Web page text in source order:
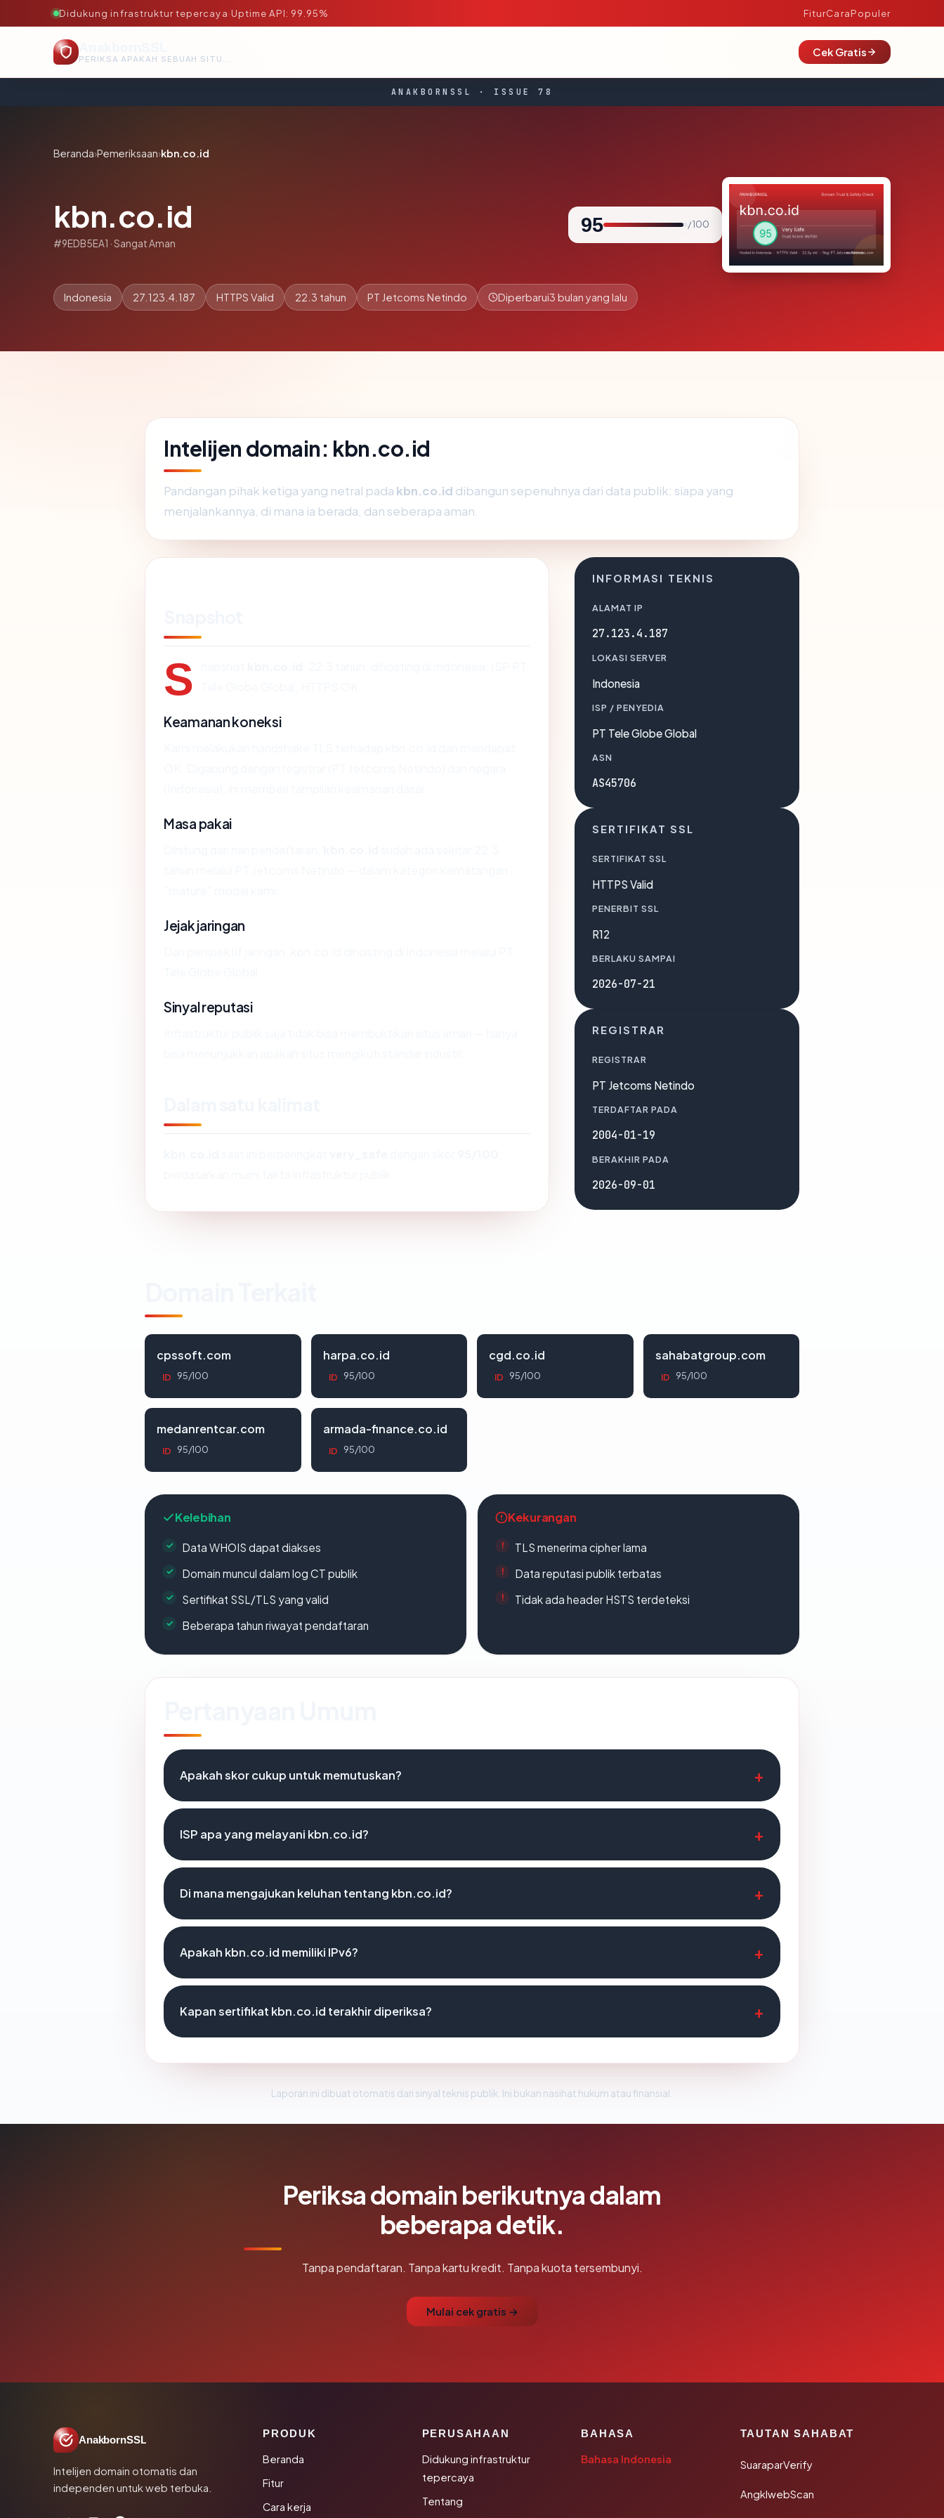
Didukung infrastruktur tepercaya·Uptime API: 99.95% FiturCaraPopuler
PERIKSA APAKAH SEBUAH SITUS AMAN, TEPERCAYA, DAN TERVERIFIKASI DALAM HITUNGAN DETIK.
Cek Gratis
ANAKBORNSSL · ISSUE 78
Beranda›Pemeriksaan›kbn.co.id
kbn.co.id
#9EDB5EA1 · Sangat Aman
95 / 100
Indonesia 27.123.4.187 HTTPS Valid 22.3 tahun PT Jetcoms Netindo Diperbarui3 bulan yang lalu
Intelijen domain: kbn.co.id
Pandangan pihak ketiga yang netral pada kbn.co.id dibangun sepenuhnya dari data publik: siapa yang
menjalankannya, di mana ia berada, dan seberapa aman.
S
Keamanan koneksi
Masa pakai
Jejak jaringan
Sinyal reputasi
INFORMASI TEKNIS
ALAMAT IP
27.123.4.187
LOKASI SERVER
Indonesia
ISP / PENYEDIA
PT Tele Globe Global
ASN
AS45706
SERTIFIKAT SSL
SERTIFIKAT SSL
HTTPS Valid
PENERBIT SSL
R12
BERLAKU SAMPAI
2026-07-21
REGISTRAR
REGISTRAR
PT Jetcoms Netindo
TERDAFTAR PADA
2004-01-19
BERAKHIR PADA
2026-09-01
cpssoft.com
ID 95/100
harpa.co.id
ID 95/100
cgd.co.id
ID 95/100
sahabatgroup.com
ID 95/100
medanrentcar.com
ID 95/100
armada-finance.co.id
ID 95/100
Kelebihan
Data WHOIS dapat diakses
Domain muncul dalam log CT publik
Sertifikat SSL/TLS yang valid
Beberapa tahun riwayat pendaftaran
Kekurangan
TLS menerima cipher lama
Data reputasi publik terbatas
Tidak ada header HSTS terdeteksi
Apakah skor cukup untuk memutuskan?
ISP apa yang melayani kbn.co.id?
Di mana mengajukan keluhan tentang kbn.co.id?
Apakah kbn.co.id memiliki IPv6?
Kapan sertifikat kbn.co.id terakhir diperiksa?
Laporan ini dibuat otomatis dari sinyal teknis publik. Ini bukan nasihat hukum atau finansial.
Periksa domain berikutnya dalam
beberapa detik.
Tanpa pendaftaran. Tanpa kartu kredit. Tanpa kuota tersembunyi.
Mulai cek gratis →
AnakbornSSL
Intelijen domain otomatis dan
independen untuk web terbuka.
PRODUK
Beranda
Fitur
Cara kerja
PERUSAHAAN
Didukung infrastruktur
tepercaya
Tentang
BAHASA
Bahasa Indonesia
TAUTAN SAHABAT
SuaraparVerify
AngklwebScan